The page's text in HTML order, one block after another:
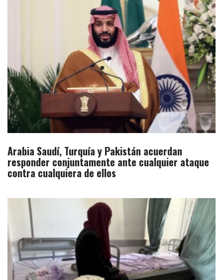
Arabia Saudí, Turquía y Pakistán acuerdan
responder conjuntamente ante cualquier ataque
contra cualquiera de ellos